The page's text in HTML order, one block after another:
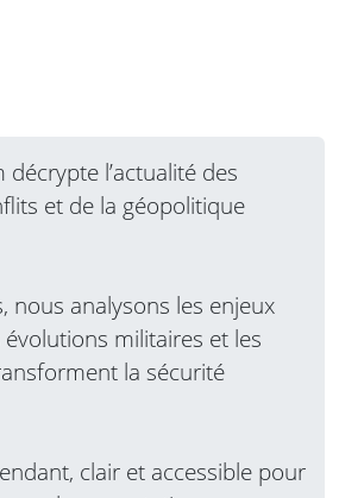
l’actualité des
et de la géopolitique
nous analysons les enjeux
militaires et les
la sécurité
clair et accessible pour